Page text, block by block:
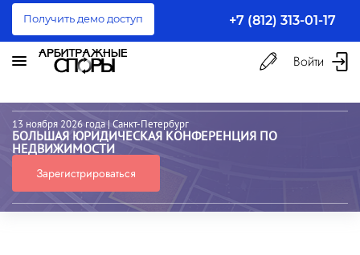
Получить демо доступ +7 (812) 313-01-17
Войти
13 ноября 2026 года | Санкт-Петербург
БОЛЬШАЯ ЮРИДИЧЕСКАЯ КОНФЕРЕНЦИЯ ПО
НЕДВИЖИМОСТИ
Зарегистрироваться